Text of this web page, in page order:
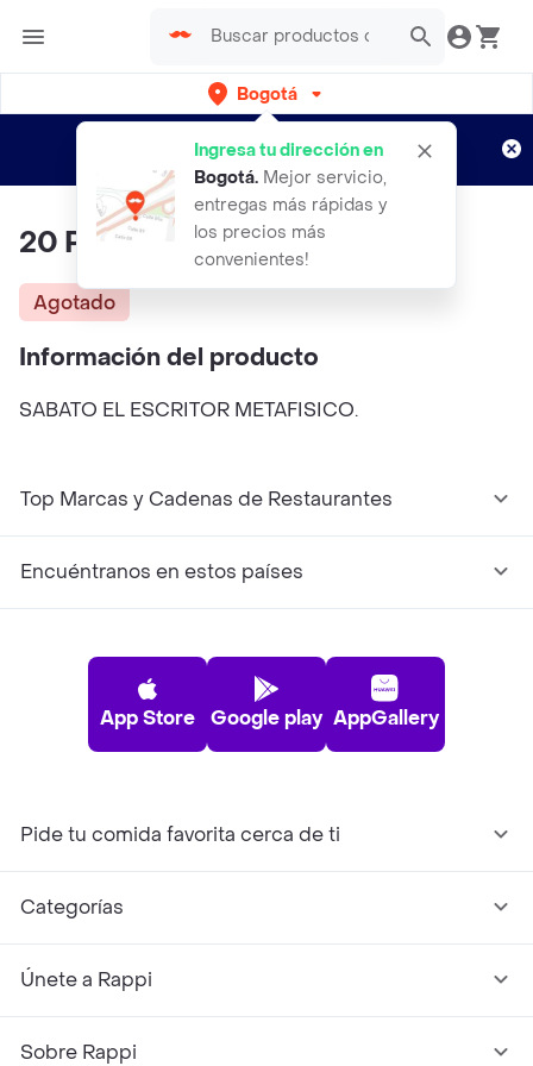
Bogotá
Ingresa tu dirección en
Bogotá. Mejor servicio,
entregas más rápidas y
los precios más
convenientes!
envíos gratis por semanas
Aplican TyC
20 Paseos Grupales x 2 horas
Agotado
Información del producto
SABATO EL ESCRITOR METAFISICO.
Top Marcas y Cadenas de Restaurantes
Encuéntranos en estos países
App Store Google play AppGallery
Pide tu comida favorita cerca de ti
Categorías
Únete a Rappi
Sobre Rappi